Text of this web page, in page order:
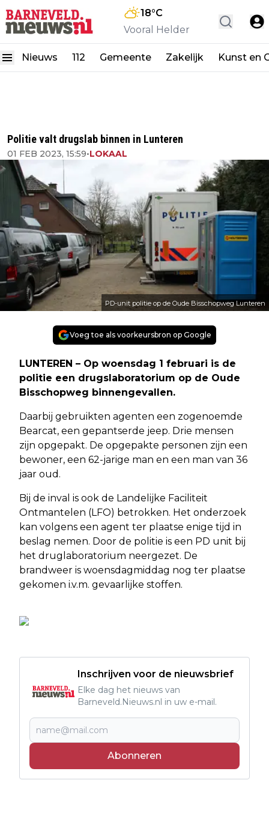
18°C
Vooral Helder
Nieuws 112 Gemeente Zakelijk Kunst en
Politie valt drugslab binnen in Lunteren
01 FEB 2023, 15:59•LOKAAL
PD-unit politie op de Oude Bisschopweg Lunteren
Voeg toe als voorkeursbron op Google
LUNTEREN – Op woensdag 1 februari is de
politie een drugslaboratorium op de Oude
Bisschopweg binnengevallen.
Daarbij gebruikten agenten een zogenoemde
Bearcat, een gepantserde jeep. Drie mensen
zijn opgepakt. De opgepakte personen zijn een
bewoner, een 62-jarige man en een man van 36
jaar oud.
Bij de inval is ook de Landelijke Faciliteit
Ontmantelen (LFO) betrokken. Het onderzoek
kan volgens een agent ter plaatse enige tijd in
beslag nemen. Door de politie is een PD unit bij
het druglaboratorium neergezet. De
brandweer is woensdagmiddag nog ter plaatse
gekomen i.v.m. gevaarlijke stoffen.
Inschrijven voor de nieuwsbrief
Elke dag het nieuws van
Barneveld.Nieuws.nl in uw e-mail.
Abonneren